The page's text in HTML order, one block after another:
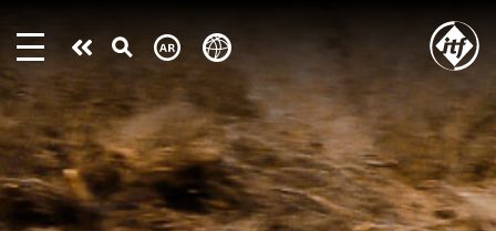
main
content
Take
action